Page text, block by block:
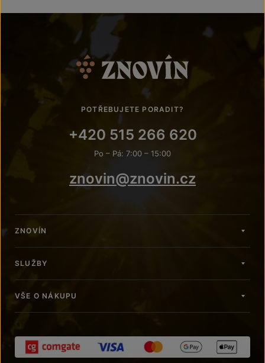
POTŘEBUJETE PORADIT?
+420 515 266 620
Po – Pá: 7:00 – 15:00
znovin@znovin.cz
ZNOVÍN
SLUŽBY
VŠE O NÁKUPU